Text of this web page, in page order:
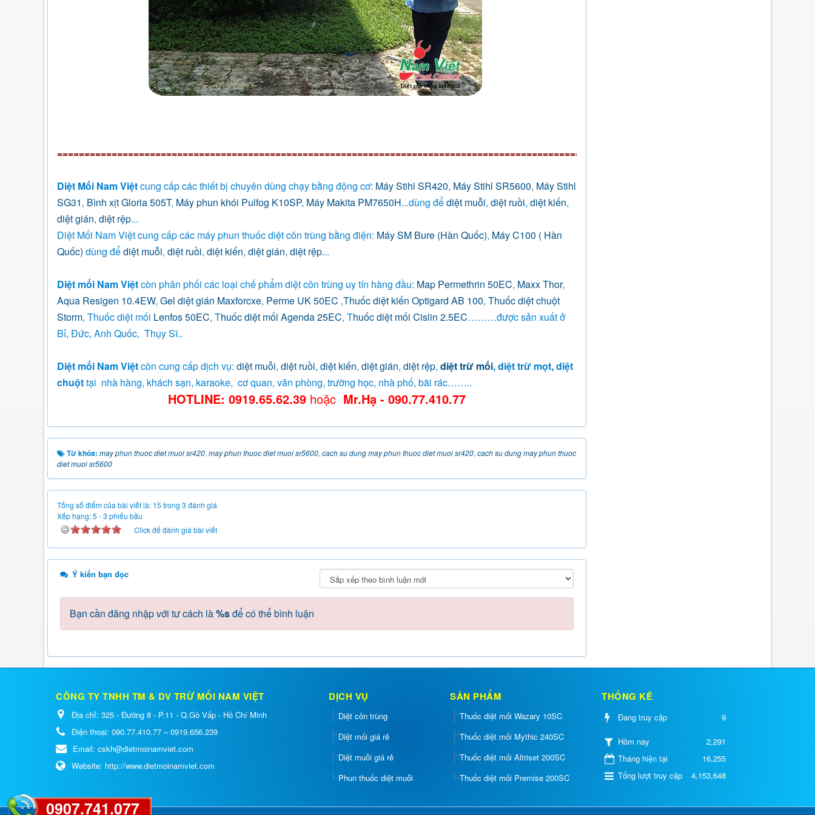
0907.741.077
Diệt Mối Nam Việtcung cấp các thiết bị chuyên dùng chạy bằng động cơ: Máy Stihl SR420, Máy Stihl SR5600, Máy Stihl
SG31, Bình xịt Gloria 505T, Máy phun khói Pulfog K10SP, Máy Makita PM7650H...dùng đểdiệt muỗi, diệt ruồi, diệt kiến,
diệt gián, diệt rệp...
Diệt Mối Nam Việt cung cấp các máy phun thuốc diệt côn trùng bằng điện: Máy SM Bure (Hàn Quốc), Máy C100 ( Hàn
Quốc) dùng đểdiệt muỗi, diệt ruồi, diệt kiến, diệt gián, diệt rệp...
Diệt mối Nam Việtcòn phân phối các loại chế phẩm diệt côn trùng uy tín hàng đầu: Map Permethrin 50EC, Maxx Thor,
Aqua Resigen 10.4EW, Gel diệt gián Maxforcxe, Perme UK 50EC ,Thuốc diệt kiến Optigard AB 100, Thuốc diệt chuột
Storm, Thuốc diệt mối Lenfos 50EC, Thuốc diệt mối Agenda 25EC, Thuốc diệt mối Cislin 2.5EC………được sản xuất ở
Bỉ, Đức, Anh Quốc, Thụy Sĩ..
Diệt mối Nam Việtcòn cung cấp dịch vụ: diệt muỗi, diệt ruồi, diệt kiến, diệt gián, diệt rệp, diệt trừ mối, diệt trừ mọt, diệt
chuộttại nhà hàng, khách sạn, karaoke, cơ quan, văn phòng, trường học, nhà phố, bãi rác……..
HOTLINE: 0919.65.62.39 hoặc Mr.Hạ - 090.77.410.77
Từ khóa: may phun thuoc diet muoi sr420, may phun thuoc diet muoi sr5600, cach su dung may phun thuoc diet muoi sr420, cach su dung may phun thuoc
diet muoi sr5600
Tổng số điểm của bài viết là: 15 trong 3 đánh giá
Xếp hạng:5 -3 phiếu bầu
Click để đánh giá bài viết
Ý kiến bạn đọc
Bạn cần đăng nhập với tư cách là%sđể có thể bình luận
CÔNG TY TNHH TM & DV TRỪ MỐI NAM VIỆT
Địa chỉ: 325 - Đường 8 - P.11 - Q.Gò Vấp - Hồ Chí Minh
Điện thoại: 090.77.410.77 – 0919.656.239
Email: cskh@dietmoinamviet.com
Website: http://www.dietmoinamviet.com
DỊCH VỤ
Diệt côn trùng
Diệt mối giá rẻ
Diệt muỗi giá rẻ
Phun thuốc diệt muỗi
SẢN PHẨM
Thuốc diệt mối Wazary 10SC
Thuốc diệt mối Mythic 240SC
Thuốc diệt mối Altriset 200SC
Thuốc diệt mối Premise 200SC
THỐNG KÊ
Đang truy cập 9
Hôm nay
2,291
Tháng hiện tại
16,255
Tổng lượt truy cập
4,153,648